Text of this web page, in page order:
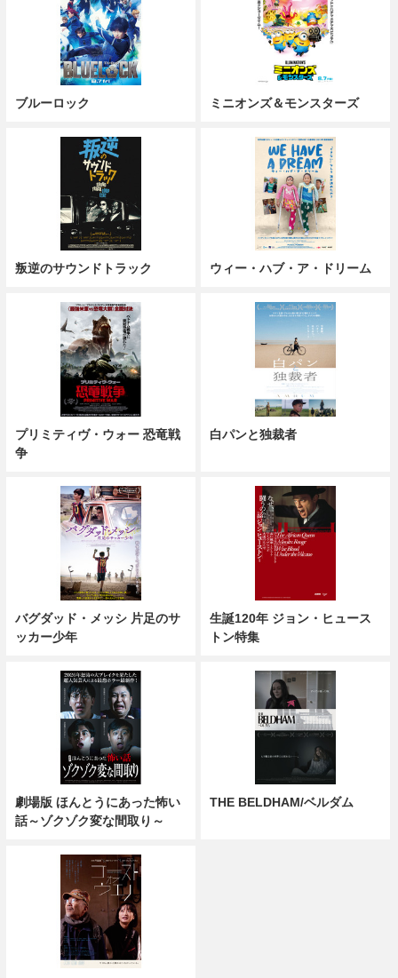
ブルーロック ミニオンズ＆モンスターズ
叛逆のサウンドトラック ウィー・ハブ・ア・ドリーム
プリミティヴ・ウォー 恐竜戦
争
白パンと独裁者
バグダッド・メッシ 片足のサ
ッカー少年
生誕120年 ジョン・ヒュース
トン特集
劇場版 ほんとうにあった怖い
話～ゾクゾク変な間取り～
THE BELDHAM/ベルダム